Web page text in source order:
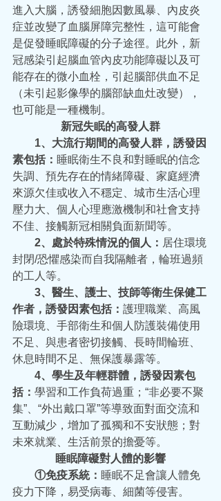
進入大腦，誘發細胞因數風暴、內皮炎
症並改變了血腦屏障完整性，這可能會
是促發睡眠障礙的分子途徑。此外，新
冠感染引起腦血管內皮功能障礙以及可
能存在的微小血栓，引起腦部供血不足
（未引起影像學的腦部缺血灶改變），
也可能是一種機制。
新冠失眠的高發人群
1、大流行期間的高發人群，誘發因
素包括： 睡眠衛生不良和對睡眠的信念
失調、預先存在的情緒障礙、家庭經濟
來源欠佳或收入不穩定、城市生活心理
壓力大、個人心理應激機制和社會支持
不佳、接觸新冠相關負面新聞等。
2、處於特殊情況的個人： 居住環境
封閉/恐懼感染而自我隔離者，輪班過頻
的工人等。
3、醫生、護士、技師等衛生保健工
作者，誘發因素包括： 護理職業、高風
險環境、手部衛生和個人防護裝備使用
不足、與患者密切接觸、長時間輪班、
休息時間不足、無保護暴露等。
4、學生及年輕群體，誘發因素包
括： 學習和工作負荷過重；“非必要不聚
集”、“外出戴口罩”等導致面對面交流和
互動減少，增加了孤獨和不安狀態；對
未來就業、生活前景的擔憂等。
睡眠障礙對人體的影響
①免疫系統： 睡眠不足會讓人體免
疫力下降，易受病毒、細菌等侵害。